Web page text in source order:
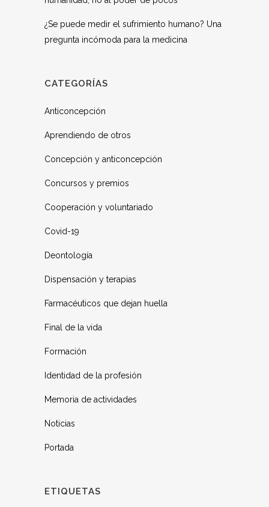
¿Se puede medir el sufrimiento humano? Una
pregunta incómoda para la medicina
CATEGORÍAS
Anticoncepción
Aprendiendo de otros
Concepción y anticoncepción
Concursos y premios
Cooperación y voluntariado
Covid-19
Deontología
Dispensación y terapias
Farmacéuticos que dejan huella
Final de la vida
Formación
Identidad de la profesión
Memoria de actividades
Noticias
Portada
ETIQUETAS